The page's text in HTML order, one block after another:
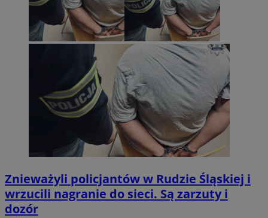
Znieważyli policjantów w Rudzie Śląskiej i
wrzucili nagranie do sieci. Są zarzuty i
dozór